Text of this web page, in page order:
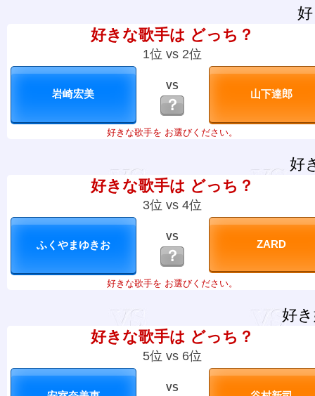
好きな歌手は どっち？
1位 vs 2位
VS
？
好きな歌手を お選びください。
好
好きな歌手は どっち？
3位 vs 4位
VS
？
好きな歌手を お選びください。
好
好きな歌手は どっち？
5位 vs 6位
VS